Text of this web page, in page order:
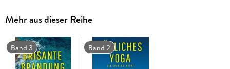
Mehr aus dieser Reihe
Band 3 Band 2